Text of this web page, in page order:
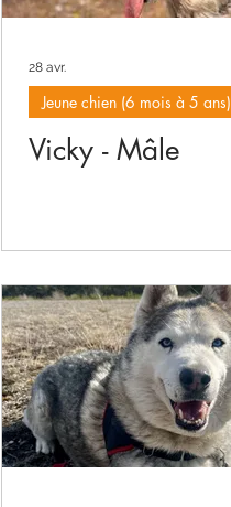
28 avr.
Jeune chien (6 mois à 5 ans)
Vicky - Mâle